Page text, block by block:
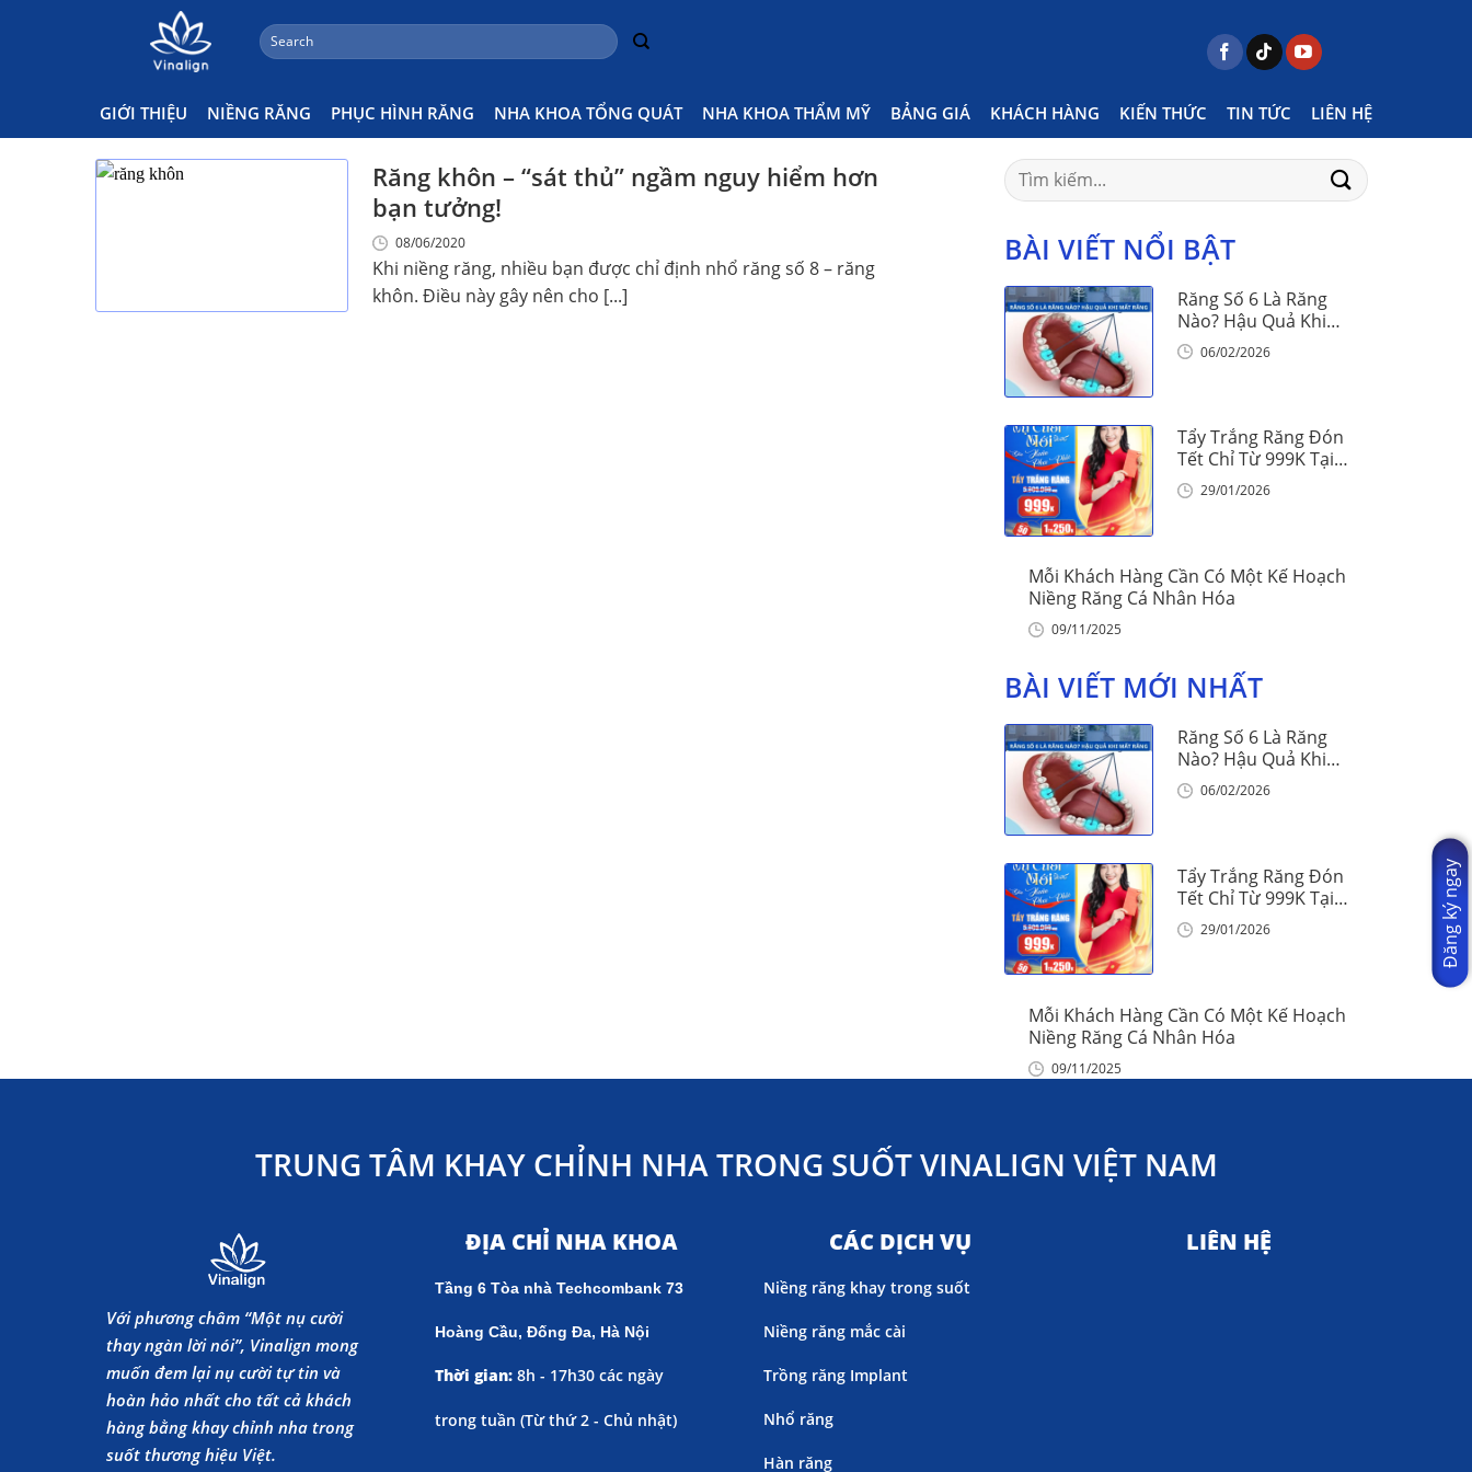
Search
for:
GIỚI THIỆU NIỀNG RĂNG PHỤC HÌNH RĂNG NHA KHOA TỔNG QUÁT NHA KHOA THẨM MỸ BẢNG GIÁ KHÁCH HÀNG KIẾN THỨC TIN TỨC LIÊN HỆ
Khoa Học Nói Gì Về Răng Khôn Posts tagged "khoa học nói gì về răng khôn"
Răng khôn – “sát thủ” ngầm nguy hiểm hơn
bạn tưởng!
08/06/2020
Khi niềng răng, nhiều bạn được chỉ định nhổ răng số 8 – răng
khôn. Điều này gây nên cho [...]
Search
for:
BÀI VIẾT NỔI BẬT
Răng Số 6 Là Răng
Nào? Hậu Quả Khi
Mất Răng Số 6
06/02/2026
Tẩy Trắng Răng Đón
Tết Chỉ Từ 999K Tại
Nha Khoa Vinalign
29/01/2026
Mỗi Khách Hàng Cần Có Một Kế Hoạch
Niềng Răng Cá Nhân Hóa
09/11/2025
BÀI VIẾT MỚI NHẤT
Răng Số 6 Là Răng
Nào? Hậu Quả Khi
Mất Răng Số 6
06/02/2026
Tẩy Trắng Răng Đón
Tết Chỉ Từ 999K Tại
Nha Khoa Vinalign
29/01/2026
Mỗi Khách Hàng Cần Có Một Kế Hoạch
Niềng Răng Cá Nhân Hóa
09/11/2025
TRUNG TÂM KHAY CHỈNH NHA TRONG SUỐT VINALIGN VIỆT NAM
Với phương châm “Một nụ cười
thay ngàn lời nói”, Vinalign mong
muốn đem lại nụ cười tự tin và
hoàn hảo nhất cho tất cả khách
hàng bằng khay chỉnh nha trong
suốt thương hiệu Việt.
ĐỊA CHỈ NHA KHOA
Tầng 6 Tòa nhà Techcombank 73
Hoàng Cầu, Đống Đa, Hà Nội
Thời gian: 8h - 17h30 các ngày
trong tuần (Từ thứ 2 - Chủ nhật)
CÁC DỊCH VỤ
Niềng răng khay trong suốt
Niềng răng mắc cài
Trồng răng Implant
Nhổ răng
Hàn răng
LIÊN HỆ
Đăng ký ngay